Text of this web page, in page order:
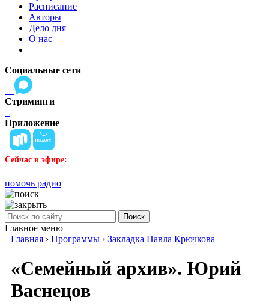
Расписание
Авторы
Дело дня
О нас
Социальные сети
Стриминги
Приложение
Сейчас в эфире:
помочь радио
Поиск
Главное меню
Главная › Программы › Закладка Павла Крючкова
«Семейный архив». Юрий
Васнецов